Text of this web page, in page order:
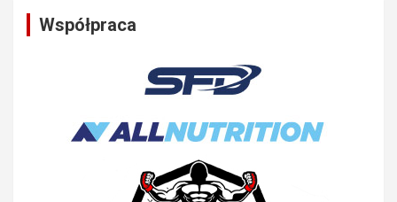
Współpraca